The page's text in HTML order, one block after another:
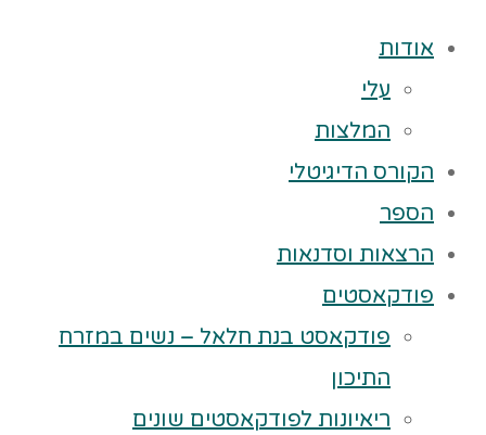
אודות
עלי
המלצות
הקורס הדיגיטלי
הספר
הרצאות וסדנאות
פודקאסטים
פודקאסט בנת חלאל – נשים במזרח
התיכון
ריאיונות לפודקאסטים שונים